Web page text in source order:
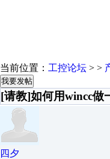
当前位置： 工控论坛 > >
我要发帖
[请教]如何用wincc做
四夕